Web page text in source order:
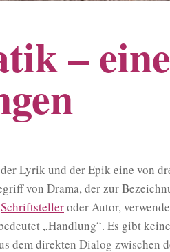
–
Lyrik und der Epik eine von
von Drama, der zur
Schriftstelleroder Autor,
„Handlung“. Es gibt
dem direkten Dialog zwischen